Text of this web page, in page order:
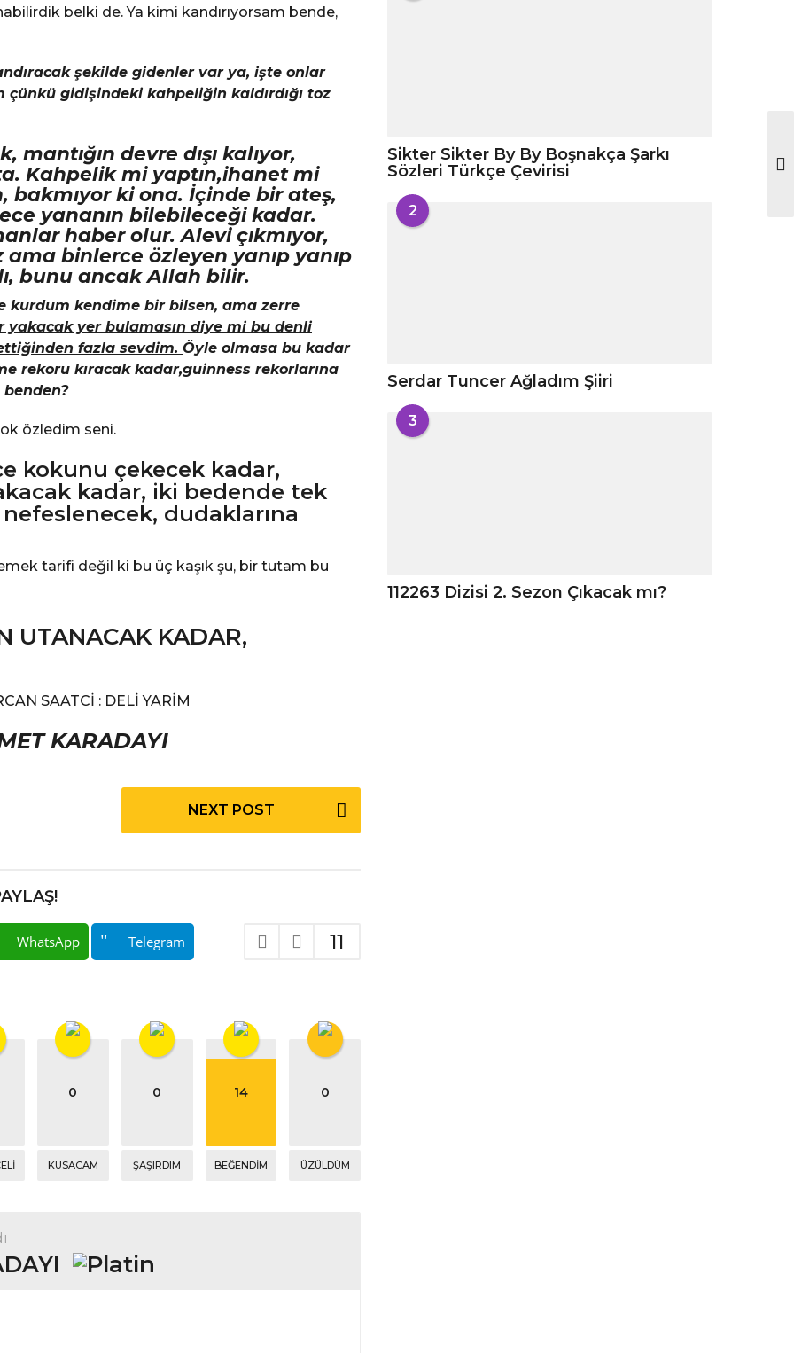
belki de. Ya kimi kandırıyorsam bende,
şekilde gidenler var ya, işte onlar
gidişindeki kahpeliğin kaldırdığı toz
devre dışı kalıyor,
Kahpelik mi yaptın,ihanet mi
bakmıyor ki ona. İçinde bir ateş,
yananın bilebileceği kadar.
haber olur. Alevi çıkmıyor,
binlerce özleyen yanıp yanıp
bunu ancak Allah bilir.
kurdum kendime bir bilsen, ama zerre
yakacak yer bulamasın diye mi bu denli
fazla sevdim. Öyle olmasa bu kadar
rekoru kıracak kadar,guinness rekorlarına
özledim seni.
kokunu çekecek kadar,
kadar, iki bedende tek
dudaklarına
tarifi değil ki bu üç kaşık şu, bir tutam bu
UTANACAK KADAR,
SAATCİ : DELİ YARİM
KARADAYI
NEXT POST
11
WhatsApp Telegram
0
KUSACAM
0
ŞAŞIRDIM
14
BEĞENDIM
0
ÜZÜLDÜM
Sikter Sikter By By Boşnakça Şarkı
Sözleri Türkçe Çevirisi
2
Serdar Tuncer Ağladım Şiiri
3
112263 Dizisi 2. Sezon Çıkacak mı?